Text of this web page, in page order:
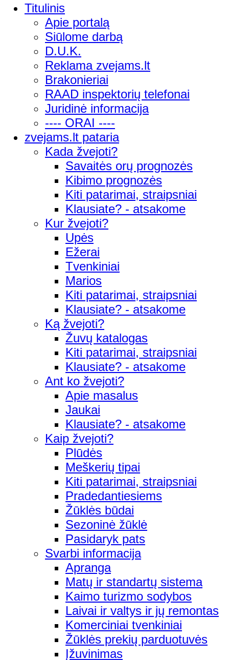
Titulinis
Apie portalą
Siūlome darbą
D.U.K.
Reklama zvejams.lt
Brakonieriai
RAAD inspektorių telefonai
Juridinė informacija
---- ORAI ----
zvejams.lt pataria
Kada žvejoti?
Savaitės orų prognozės
Kibimo prognozės
Kiti patarimai, straipsniai
Klausiate? - atsakome
Kur žvejoti?
Upės
Ežerai
Tvenkiniai
Marios
Kiti patarimai, straipsniai
Klausiate? - atsakome
Ką žvejoti?
Žuvų katalogas
Kiti patarimai, straipsniai
Klausiate? - atsakome
Ant ko žvejoti?
Apie masalus
Jaukai
Klausiate? - atsakome
Kaip žvejoti?
Plūdės
Meškerių tipai
Kiti patarimai, straipsniai
Pradedantiesiems
Žūklės būdai
Sezoninė žūklė
Pasidaryk pats
Svarbi informacija
Apranga
Matų ir standartų sistema
Kaimo turizmo sodybos
Laivai ir valtys ir jų remontas
Komerciniai tvenkiniai
Žūklės prekių parduotuvės
Įžuvinimas